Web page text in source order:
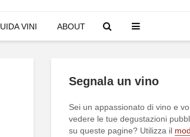
VINI ABOUT
Segnala un vino
Sei un appassionato di vino e
vedere le tue degustazioni
su queste pagine? Utilizza il